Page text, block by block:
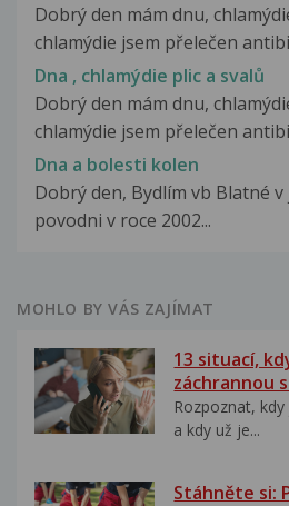
Dobrý den mám dnu,
chlamýdie jsem přelečen
Dna , chlamýdie plic a svalů
Dobrý den mám dnu,
chlamýdie jsem přelečen
Dna a bolesti kolen
Dobrý den, Bydlím vb Blatné v
povodni v roce 2002...
MOHLO BY VÁS ZAJÍMAT
13 situací,
záchrannou
Rozpoznat,
a kdy už je...
Stáhněte si: